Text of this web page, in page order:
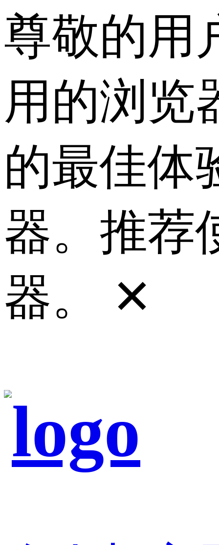
尊敬的用
用的浏览
的最佳体
器。推荐
器。
✕